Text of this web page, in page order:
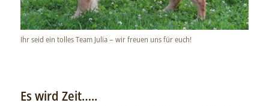
Ihr seid ein tolles Team Julia – wir freuen uns für euch!
Es wird Zeit…..